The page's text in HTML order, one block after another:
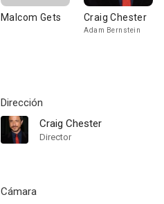
Malcom Gets Craig Chester
Adam Bernstein
Dirección
Craig Chester
Director
Cámara